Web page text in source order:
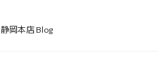
静岡本店 Blog